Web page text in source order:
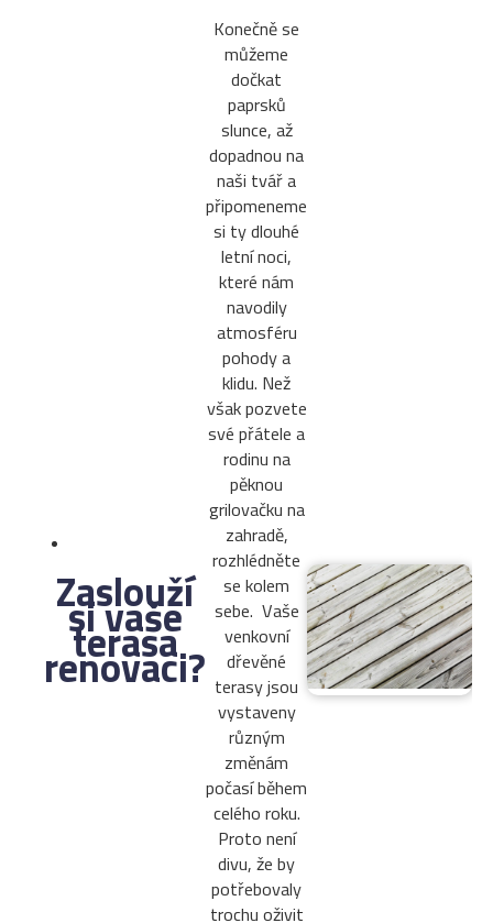
Zaslouží
si vaše
terasa
renovaci?
Konečně se
můžeme
dočkat
paprsků
slunce, až
dopadnou na
naši tvář a
připomeneme
si ty dlouhé
letní noci,
které nám
navodily
atmosféru
pohody a
klidu. Než
však pozvete
své přátele a
rodinu na
pěknou
grilovačku na
zahradě,
rozhlédněte
se kolem
sebe. Vaše
venkovní
dřevěné
terasy jsou
vystaveny
různým
změnám
počasí během
celého roku.
Proto není
divu, že by
potřebovaly
trochu oživit